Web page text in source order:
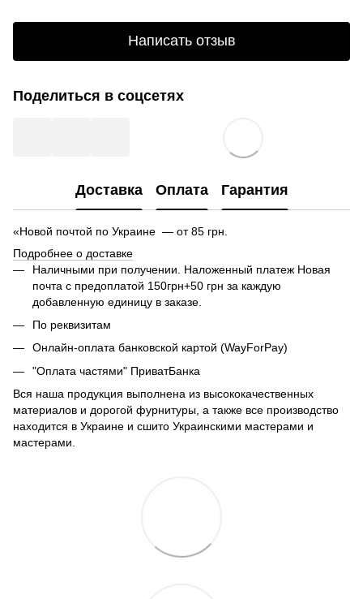
Написать отзыв
Поделиться в соцсетях
Доставка Оплата Гарантия
«Новой почтой по Украине — от 85 грн.
Подробнее о доставке
Наличными при получении. Наложенный платеж Новая
почта с предоплатой 150грн+50 грн за каждую
добавленную единицу в заказе.
По реквизитам
Онлайн-оплата банковской картой (WayForPay)
"Оплата частями" ПриватБанка
Вся наша продукция выполнена из высококачественных
материалов и дорогой фурнитуры, а также все производство
находится в Украине и сшито Украинскими мастерами и
мастерами.